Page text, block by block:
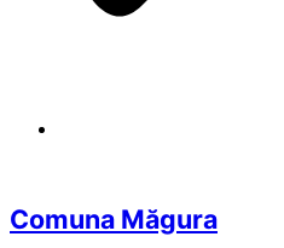
Comuna Măgura